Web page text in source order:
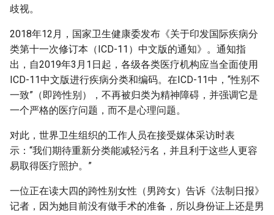
歧视。
2018年12月，国家卫生健康委发布《关于印发国际疾病分
类第十一次修订本（ICD-11）中文版的通知》。通知指
出，自2019年3月1日起，各级各类医疗机构应当全面使用
ICD-11中文版进行疾病分类和编码。在ICD-11中，“性别不
一致”（即跨性别），不再被归类为精神障碍，并强调它是
一个严格的医疗问题，而不是心理问题。
对此，世界卫生组织的工作人员在接受媒体采访时表
示：“我们期待重新分类能减轻污名，并且利于这些人更容
易取得医疗照护。”
一位正在读大四的跨性别女性（男跨女）告诉《法制日报》
记者，因为她目前没有做手术的准备，所以身份证上还是男